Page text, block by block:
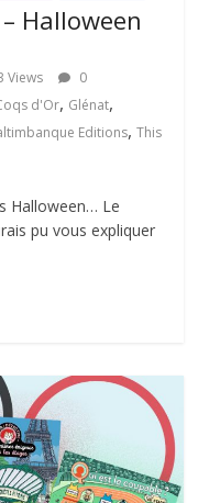
Halloween
Views
0
d'Or, Glénat,
Editions,This
Halloween… Le
pu vous expliquer